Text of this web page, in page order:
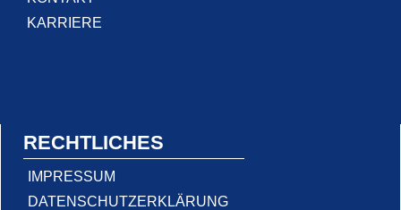
KARRIERE
RECHTLICHES
IMPRESSUM
DATENSCHUTZERKLÄRUNG